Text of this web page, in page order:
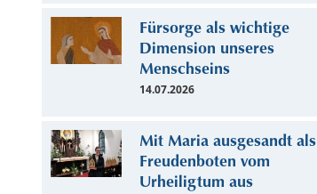
Fürsorge als wichtige
Dimension unseres
Menschseins
14.07.2026
Mit Maria ausgesandt als
Freudenboten vom
Urheiligtum aus